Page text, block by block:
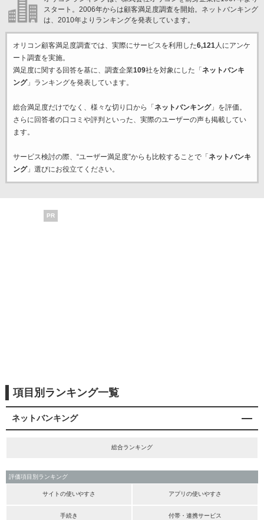
スタート。2006年からは顧客満足度調査を開始。ネットバンキング
は、2010年よりランキングを発表しています。
オリコン顧客満足度調査では、実際にサービスを利用した6,121人にアンケ
ート調査を実施。
満足度に関する回答を基に、調査企業109社を対象にした「 ネットバンキ
ング」ランキングを発表しています。
総合満足度だけでなく、様々な切り口から「 ネットバンキング」を評価。
さらに回答者の口コミや評判といった、実際のユーザーの声も掲載してい
ます。
サービス検討の際、“ユーザー満足度”からも比較することで「 ネットバンキ
ング」選びにお役立てください。
PR
項目別ランキング一覧
ネットバンキング
総合ランキング
評価項目別ランキング
サイトの使いやすさ アプリの使いやすさ
手続き 付帯・連携サービス